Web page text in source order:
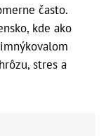
často.
kde ako
stres a